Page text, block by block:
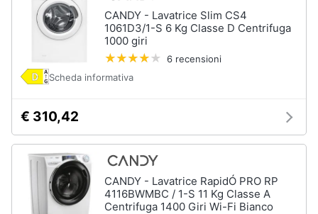
Piccoli
elettrodomestici
Termoconvettore
Caminetto
Vedi
CANDY - Lavatrice Slim CS4
1061D3/1-S 6 Kg Classe D Centrifuga
1000 giri
6 recensioni
Scheda informativa
€ 310,42
CANDY - Lavatrice RapidÓ PRO RP
4116BWMBC / 1-S 11 Kg Classe A
Centrifuga 1400 Giri Wi-Fi Bianco